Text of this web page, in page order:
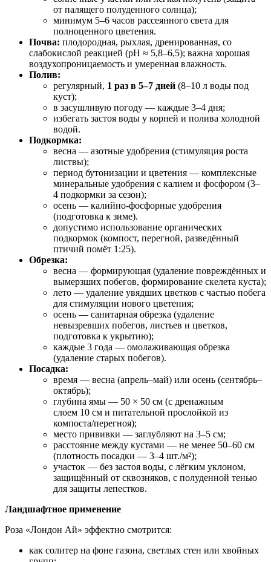
от палящего полуденного солнца);
минимум 5–6 часов рассеянного света для
полноценного цветения.
Почва: плодородная, рыхлая, дренированная, со
слабокислой реакцией (pH ≈ 5,8–6,5); важна хорошая
воздухопроницаемость и умеренная влажность.
Полив:
регулярный, 1 раз в 5–7 дней (8–10 л воды под
куст);
в засушливую погоду — каждые 3–4 дня;
избегать застоя воды у корней и полива холодной
водой.
Подкормка:
весна — азотные удобрения (стимуляция роста
листвы);
период бутонизации и цветения — комплексные
минеральные удобрения с калием и фосфором (3–
4 подкормки за сезон);
осень — калийно‑фосфорные удобрения
(подготовка к зиме).
допустимо использование органических
подкормок (компост, перегной, разведённый
птичий помёт 1:25).
Обрезка:
весна — формирующая (удаление повреждённых и
вымерзших побегов, формирование скелета куста);
лето — удаление увядших цветков с частью побега
для стимуляции нового цветения;
осень — санитарная обрезка (удаление
невызревших побегов, листьев и цветков,
подготовка к укрытию);
каждые 3 года — омолаживающая обрезка
(удаление старых побегов).
Посадка:
время — весна (апрель–май) или осень (сентябрь–
октябрь);
глубина ямы — 50 × 50 см (с дренажным
слоем 10 см и питательной прослойкой из
компоста/перегноя);
место прививки — заглубляют на 3–5 см;
расстояние между кустами — не менее 50–60 см
(плотность посадки — 3–4 шт./м²);
участок — без застоя воды, с лёгким уклоном,
защищённый от сквозняков, с полуденной тенью
для защиты лепестков.
Ландшафтное применение
Роза «Лондон Ай» эффектно смотрится:
как солитер на фоне газона, светлых стен или хвойных